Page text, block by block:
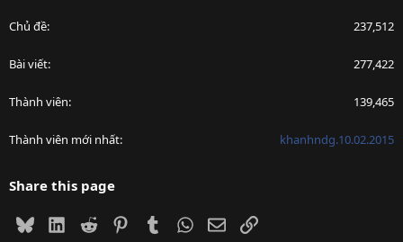
Chủ đề 237,512
Bài viết 277,422
Thành viên 139,465
Thành viên mới nhất khanhndg.10.02.2015
Share this page
BlueskyLinkedIn
Reddit PinterestTumblrWhatsApp
EmailLink